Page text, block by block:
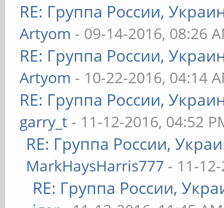
RE: Группа России,
Artyom - 09-14-2016, 08:26
RE: Группа России,
Artyom - 10-22-2016, 04:14
RE: Группа России,
garry_t - 11-12-2016, 04:52
RE: Группа России,
MarkHaysHarris777 - 11-
RE: Группа России,